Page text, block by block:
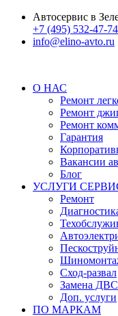
Автосервис в
+7 (495) 532-47-74
info@elino-avto.ru
О НАС
Ремонт
Ремонт
Ремонт
Гарантия
Вакансии
Блог
УСЛУГИ
Ремонт
Сход-развал
Замена
Доп. услуги
ПО МАРКАМ